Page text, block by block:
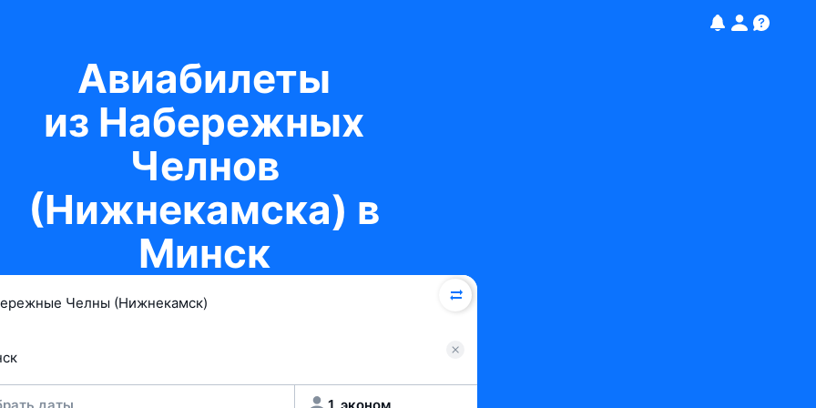
Авиабилеты
из Набережных
Челнов
(Нижнекамска) в
Минск
даты 1, эконом